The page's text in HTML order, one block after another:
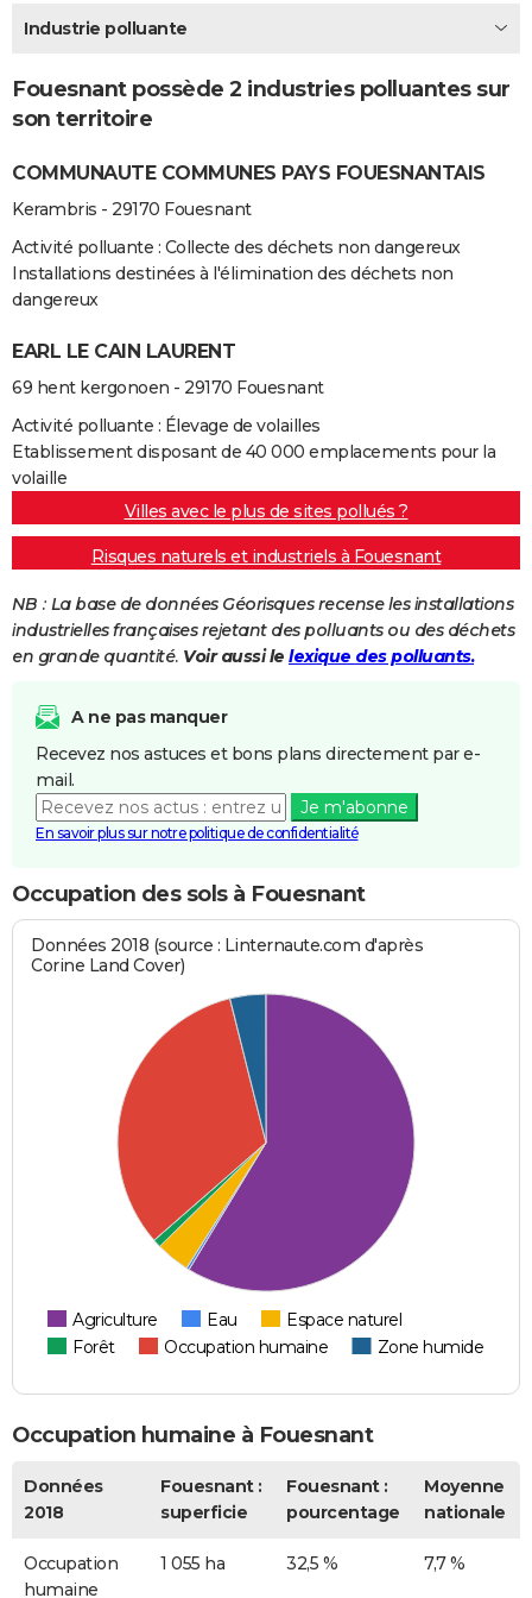
Destinations
City break
Voyage nature
Voyage de noces
Forum
Climat
+PHOTO
GUIDES D'ACHAT
BONS PLANS
CARTE DE VOEUX
Carte de Noël
Carte Bonne année
Carte Saint-Valentin
Carte Pâques
Carte d'anniversaire
DICTIONNAIRE
Dictionnaire
Biographies
Citations
Expressions
Proverbes
PROGRAMME TV
S'inscrire
Se connecter
Lycées
Collèges
Primaires
Universités
Entreprises
Service militaire
Avis de recherche
Bricolage
Lifestyle
Culture
Sport
Auto
Television
Voyage
Cinema
Industrie polluante
Fouesnant possède 2 industries polluantes sur
son territoire
COMMUNAUTE COMMUNES PAYS FOUESNANTAIS
Kerambris - 29170 Fouesnant
Activité polluante : Collecte des déchets non dangereux
Installations destinées à l'élimination des déchets non
dangereux
EARL LE CAIN LAURENT
69 hent kergonoen - 29170 Fouesnant
Activité polluante : Élevage de volailles
Etablissement disposant de 40 000 emplacements pour la
volaille
Villes avec le plus de sites pollués ?
Risques naturels et industriels à Fouesnant
NB : La base de données Géorisques recense les installations
industrielles françaises rejetant des polluants ou des déchets
en grande quantité. Voir aussi le lexique des polluants.
A ne pas manquer
Recevez nos astuces et bons plans directement par e-
mail.
Je m'abonne
En savoir plus sur notre politique de confidentialité
Occupation des sols à Fouesnant
Données 2018 (source : Linternaute.com d'après
Corine Land Cover)
Agriculture Eau
Espace naturel
Forêt
Occupation humaine Zone humide
Occupation humaine à Fouesnant
Données
2018
Fouesnant :
superficie
Fouesnant :
pourcentage
Moyenne
nationale
Occupation
humaine
1 055 ha 32,5 % 7,7 %